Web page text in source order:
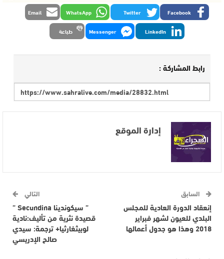
Facebook
Twitter
WhatsApp
Email
LinkedIn
Messenger طباعة
رابط المشاركة :
إدارة الموقع
السابق
إنعقاد الدورة العادية للمجلس
البلدي للعيون لشهر فبراير
2018 وهذا هو جدول أعمالها
التالي
” سيكوندينا Secundina ”
قصيدة نثرية من تأليف:نادية
لوبيثغارثيا+ ترجمة: سيدي
صالح الإدريسي